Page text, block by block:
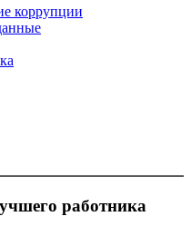
коррупции
работника